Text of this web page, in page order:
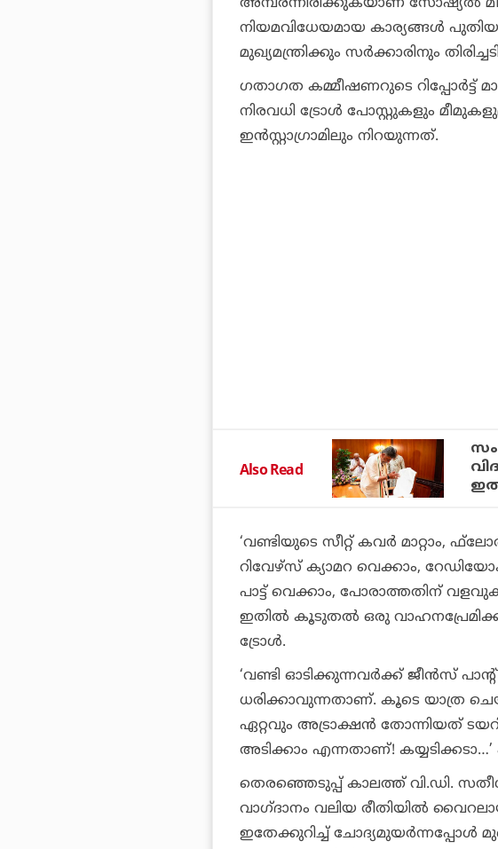
നിയമവിധേയമായ കാര്യങ്ങള്‍
മുഖ്യമന്ത്രിക്കും സര്‍ക്കാരിനും
ഗതാഗത കമ്മീഷണറുടെ റിപ്പോര്‍ട്ട്
നിരവധി ട്രോള്‍ പോസ്റ്റുകളും
ഇന്‍സ്റ്റാഗ്രാമിലും നിറയുന്നത്.
Also Read
‘വണ്ടിയുടെ സീറ്റ് കവര്‍ മാറ്റാം,
റിവേഴ്സ് ക്യാമറ വെക്കാം,
പാട്ട് വെക്കാം, പോരാത്തതിന്
ഇതില്‍ കൂടുതല്‍ ഒരു
ട്രോള്‍.
‘വണ്ടി ഓടിക്കുന്നവര്‍ക്ക് ജീന്‍സ് പാന്റ്,
ധരിക്കാവുന്നതാണ്. കൂടെ യാത്ര
ഏറ്റവും അട്രാക്ഷന്‍ തോന്നിയത്
അടിക്കാം എന്നതാണ്!
തെരഞ്ഞെടുപ്പ് കാലത്ത് വി.ഡി.
വാഗ്ദാനം വലിയ രീതിയില്‍
ഇതേക്കുറിച്ച് ചോദ്യമുയര്‍ന്നപ്പോള്‍